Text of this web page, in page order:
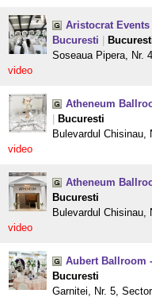
Aristocrat
Bucuresti
Soseaua Pipera, Nr.
video
Atheneum
Bucuresti
Bulevardul
video
Atheneum
Bucuresti
Bulevardul
video
Aubert Ballroom
Bucuresti
Garnitei, Nr. 5,